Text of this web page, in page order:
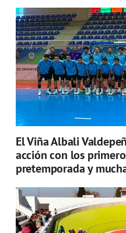
El Viña Albali
acción con los
pretemporada y